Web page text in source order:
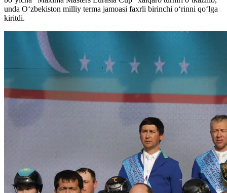
unda O‘zbekiston milliy terma jamoasi faxrli birinchi o‘rinni qo‘lga
kiritdi.